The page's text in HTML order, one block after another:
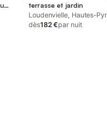
terrasse et jardin
Loudenvielle, Hautes-
dès182 €par nuit